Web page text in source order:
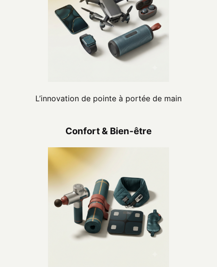
L’innovation de pointe à portée de main
Confort & Bien-être